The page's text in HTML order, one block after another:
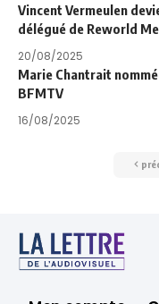
Vincent Vermeulen
délégué de Reworld
20/08/2025
Marie Chantrait
BFMTV
16/08/2025